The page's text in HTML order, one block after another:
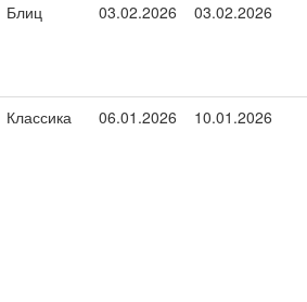
Блиц 03.02.2026 03.02.2026
Классика 06.01.2026 10.01.2026